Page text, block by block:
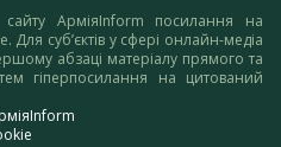
АрміяInform посилання на
Для суб’єктів у сфері онлайн-медіа
абзаці матеріалу прямого та
гіперпосилання на цитований